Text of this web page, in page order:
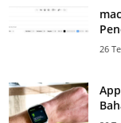
26